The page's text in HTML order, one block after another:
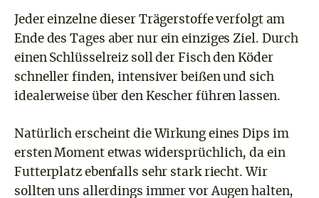
Jeder einzelne dieser Trägerstoffe verfolgt am
Ende des Tages aber nur ein einziges Ziel. Durch
einen Schlüsselreiz soll der Fisch den Köder
schneller finden, intensiver beißen und sich
idealerweise über den Kescher führen lassen.
Natürlich erscheint die Wirkung eines Dips im
ersten Moment etwas widersprüchlich, da ein
Futterplatz ebenfalls sehr stark riecht. Wir
sollten uns allerdings immer vor Augen halten,